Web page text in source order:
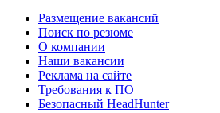
Размещение вакансий
Поиск по резюме
О компании
Наши вакансии
Реклама на сайте
Требования к ПО
Безопасный HeadHunter